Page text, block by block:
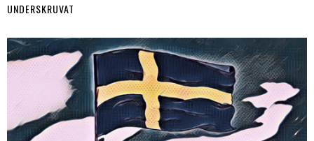
UNDERSKRUVAT